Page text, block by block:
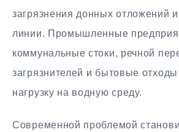
загрязнения донных отложений
линии. Промышленные
коммунальные стоки, речной
загрязнителей и бытовые
нагрузку на водную среду.
Современной проблемой